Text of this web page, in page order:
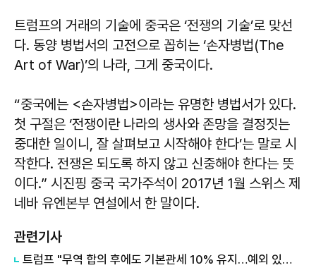
트럼프의 거래의 기술에 중국은 ‘전쟁의 기술’로 맞선
다. 동양 병법서의 고전으로 꼽히는 ‘손자병법(The
Art of War)’의 나라, 그게 중국이다.
“중국에는 <손자병법>이라는 유명한 병법서가 있다.
첫 구절은 ‘전쟁이란 나라의 생사와 존망을 결정짓는
중대한 일이니, 잘 살펴보고 시작해야 한다’는 말로 시
작한다. 전쟁은 되도록 하지 않고 신중해야 한다는 뜻
이다.” 시진핑 중국 국가주석이 2017년 1월 스위스 제
네바 유엔본부 연설에서 한 말이다.
관련기사
트럼프 "무역 합의 후에도 기본관세 10% 유지…예외 있을 수 있어"